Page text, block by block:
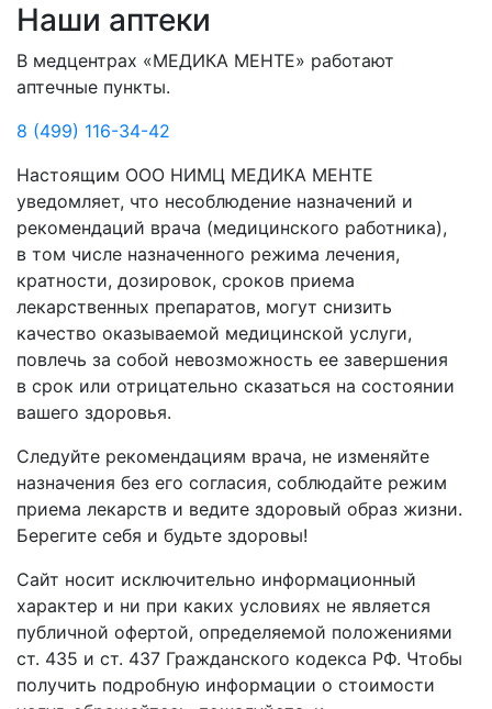
Наши аптеки
В медцентрах «МЕДИКА МЕНТЕ» работают
аптечные пункты.
8 (499) 116-34-42
Настоящим ООО НИМЦ МЕДИКА МЕНТЕ
уведомляет, что несоблюдение назначений и
рекомендаций врача (медицинского работника),
в том числе назначенного режима лечения,
кратности, дозировок, сроков приема
лекарственных препаратов, могут снизить
качество оказываемой медицинской услуги,
повлечь за собой невозможность ее завершения
в срок или отрицательно сказаться на состоянии
вашего здоровья.
Следуйте рекомендациям врача, не изменяйте
назначения без его согласия, соблюдайте режим
приема лекарств и ведите здоровый образ жизни.
Берегите себя и будьте здоровы!
Сайт носит исключительно информационный
характер и ни при каких условиях не является
публичной офертой, определяемой положениями
ст. 435 и ст. 437 Гражданского кодекса РФ. Чтобы
получить подробную информации о стоимости